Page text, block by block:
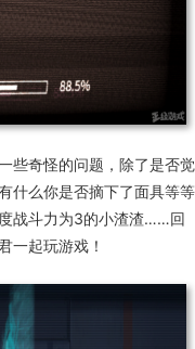
些奇怪的问题，除了是否觉
什么你是否摘下了面具等等
战斗力为3的小渣渣……回
一起玩游戏！